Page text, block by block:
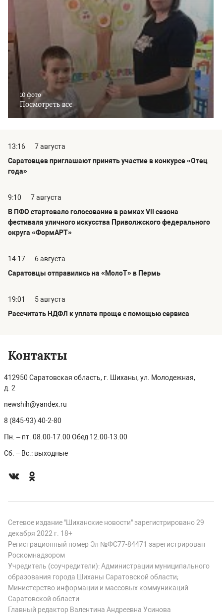
10 фото
Посмотреть все
13:16
7 августа
Саратовцев приглашают принять участие в конкурсе «Отец
года»
9:10
7 августа
В ПФО стартовало голосование в рамках VII сезона
фестиваля уличного искусства Приволжского федерального
округа «ФормАРТ»
14:17
6 августа
Саратовцы отправились на «МолоТ» в Пермь
19:01
5 августа
Рассчитать НДФЛ к уплате проще с помощью сервиса
Контакты
412950 Саратовская область, г. Шиханы, ул. Молодежная,
д. 2
newshih@yandex.ru
8 (845-93) 40-2-80
Пн. – пт. 08.00-17.00 Обед 12.00-13.00
Сб. – Вс.: выходные
Сетевое издание "Шиханские новости" зарегистрировано 29
декабря 2022 г. 18+
Регистрационный номер Эл №ФС77-84471 зарегистрирован
Роскомнадзором
Учредитель (соучредители): Администрации муниципального
образования города Шиханы Саратовской области;
Министерство информации и массовых коммуникаций
Саратовской области
Главный редактор Валентина Андреевна Усинова